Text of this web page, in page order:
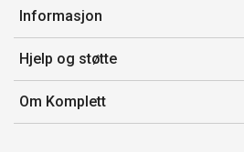
Min side
Ordreoversikt
Flex
Komplett Club
Informasjon
Salgsbetingelser
Medlemsvilkår for Komplett Club
Merker/produsent
Hjelp og støtte
Kontakt oss
Kundeservice
Om Komplett